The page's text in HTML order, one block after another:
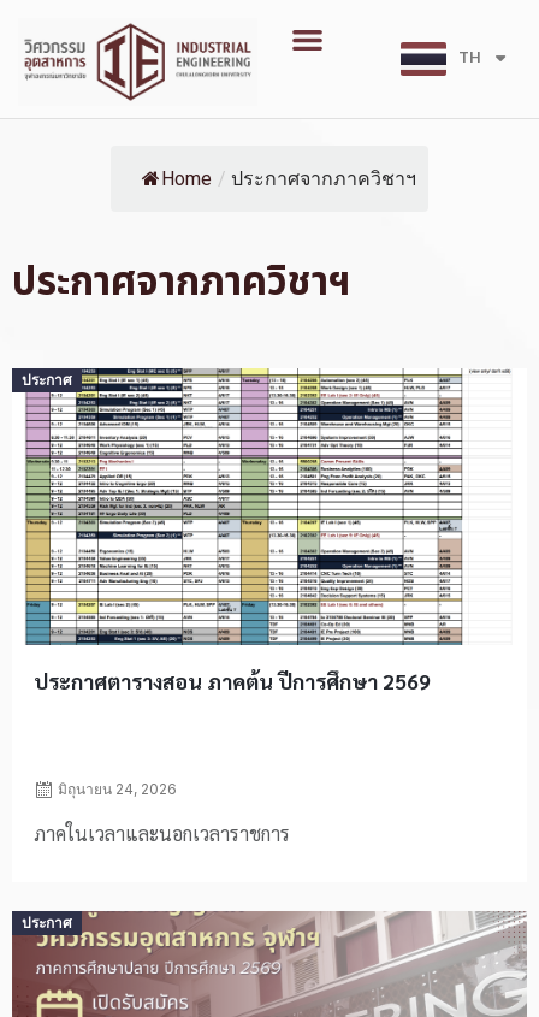
content
Menu
TH
EN
Home / ประกาศจากภาควิชาฯ
ประกาศจากภาควิชาฯ
ประกาศ
ประกาศตารางสอน ภาคต้น ปีการศึกษา 2569
Posted
on
มิถุนายน 24, 2026
ภาคในเวลาและนอกเวลาราชการ
ประกาศPosted
on